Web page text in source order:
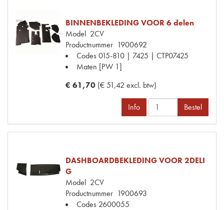
BINNENBEKLEDING VOOR 6 delen
Model 2CV
Productnummer 1900692
Codes015-810 | 7425 | CTP07425
Maten [PW 1]
€ 61,70 (€ 51,42 excl. btw)
Info Bestel
DASHBOARDBEKLEDING VOOR 2DELI
G
Model 2CV
Productnummer 1900693
Codes 2600055